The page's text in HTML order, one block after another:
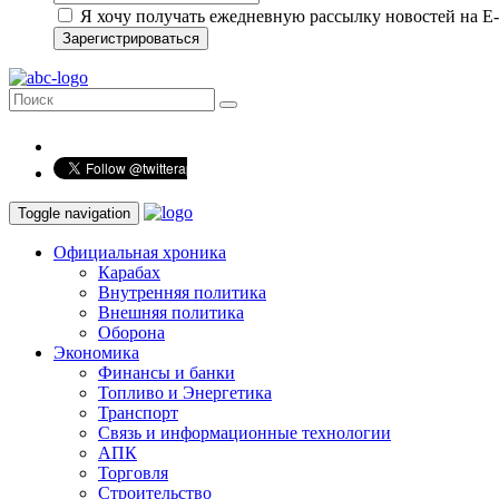
Я хочу получать ежедневную рассылку новостей на
Зарегистрироваться
Toggle navigation
Официальная хроника
Карабах
Внутренняя политика
Внешняя политика
Оборона
Экономика
Финансы и банки
Топливо и Энергетика
Транспорт
Связь и информационные технологии
АПК
Торговля
Строительство